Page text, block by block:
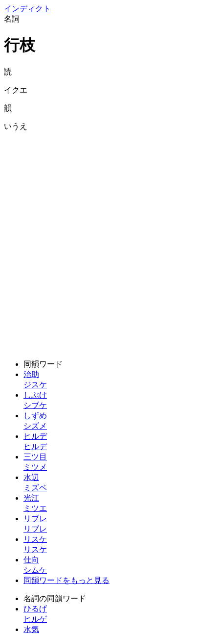
インディクト
名詞
行枝
読
イクエ
韻
いうえ
同韻ワード
治助
ジスケ
しぶけ
シブケ
しずめ
シズメ
ヒルデ
ヒルデ
三ツ目
ミツメ
水辺
ミズベ
光江
ミツエ
リブレ
リブレ
リスケ
リスケ
仕向
シムケ
同韻ワードをもっと見る
名詞の同韻ワード
ひるげ
ヒルゲ
水気